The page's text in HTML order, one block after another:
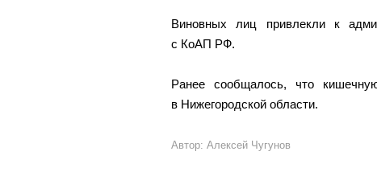
Виновных лиц привлекли к
с КоАП РФ.
Ранее сообщалось, что
в Нижегородской области.
Автор: Алексей Чугунов